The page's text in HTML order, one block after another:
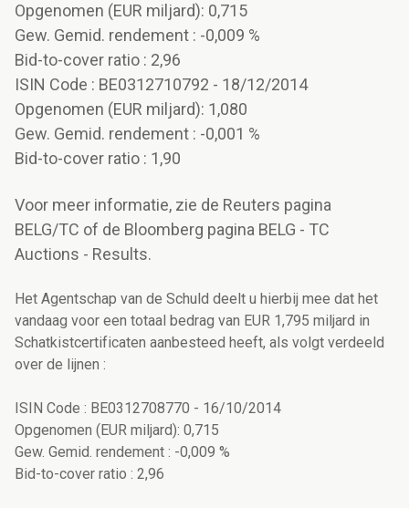
Opgenomen (EUR miljard): 0,715
Gew. Gemid. rendement : -0,009 %
Bid-to-cover ratio : 2,96
ISIN Code : BE0312710792 - 18/12/2014
Opgenomen (EUR miljard): 1,080
Gew. Gemid. rendement : -0,001 %
Bid-to-cover ratio : 1,90
Voor meer informatie, zie de Reuters pagina
BELG/TC of de Bloomberg pagina BELG - TC
Auctions - Results.
Het Agentschap van de Schuld deelt u hierbij mee dat het
vandaag voor een totaal bedrag van EUR 1,795 miljard in
Schatkistcertificaten aanbesteed heeft, als volgt verdeeld
over de lijnen :
ISIN Code : BE0312708770 - 16/10/2014
Opgenomen (EUR miljard): 0,715
Gew. Gemid. rendement : -0,009 %
Bid-to-cover ratio : 2,96